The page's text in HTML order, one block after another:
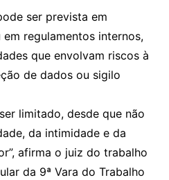
ser prevista em
regulamentos internos,
que envolvam riscos à
de dados ou sigilo
limitado, desde que não
da intimidade e da
afirma o juiz do trabalho
da 9ª Vara do Trabalho